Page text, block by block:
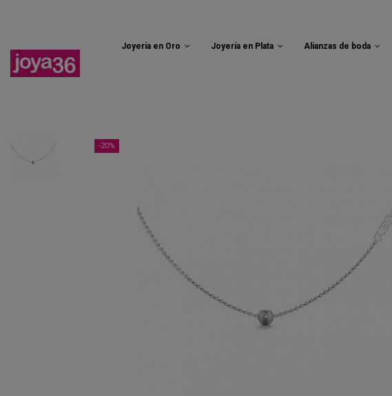
Joyería en Oro Joyería en Plata Alianzas de boda
-20%